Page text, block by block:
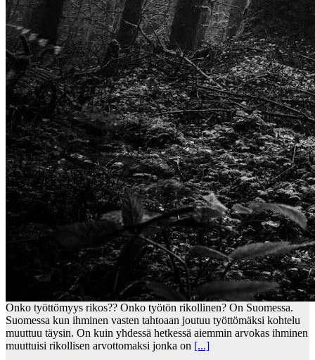
Onko työttömyys rikos?? Onko työtön rikollinen? On Suomessa.
Suomessa kun ihminen vasten tahtoaan joutuu työttömäksi kohtelu
muuttuu täysin. On kuin yhdessä hetkessä aiemmin arvokas ihminen
muuttuisi rikollisen arvottomaksi jonka on [...]